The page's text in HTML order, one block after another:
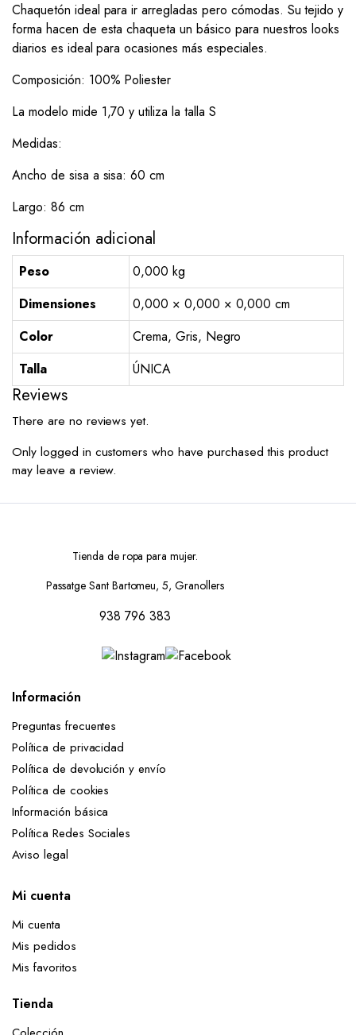
Chaquetón ideal para ir arregladas pero cómodas. Su tejido y
forma hacen de esta chaqueta un básico para nuestros looks
diarios es ideal para ocasiones más especiales.
Composición: 100% Poliester
La modelo mide 1,70 y utiliza la talla S
Medidas:
Ancho de sisa a sisa: 60 cm
Largo: 86 cm
Información adicional
Peso
0,000 kg
Dimensiones
0,000 × 0,000 × 0,000 cm
Color
Crema, Gris, Negro
Talla
ÚNICA
Reviews
There are no reviews yet.
Only logged in customers who have purchased this product
may leave a review.
Tienda de ropa para mujer.
Passatge Sant Bartomeu, 5, Granollers
938 796 383
Información
Preguntas frecuentes
Política de privacidad
Política de devolución y envío
Política de cookies
Información básica
Política Redes Sociales
Aviso legal
Mi cuenta
Mi cuenta
Mis pedidos
Mis favoritos
Tienda